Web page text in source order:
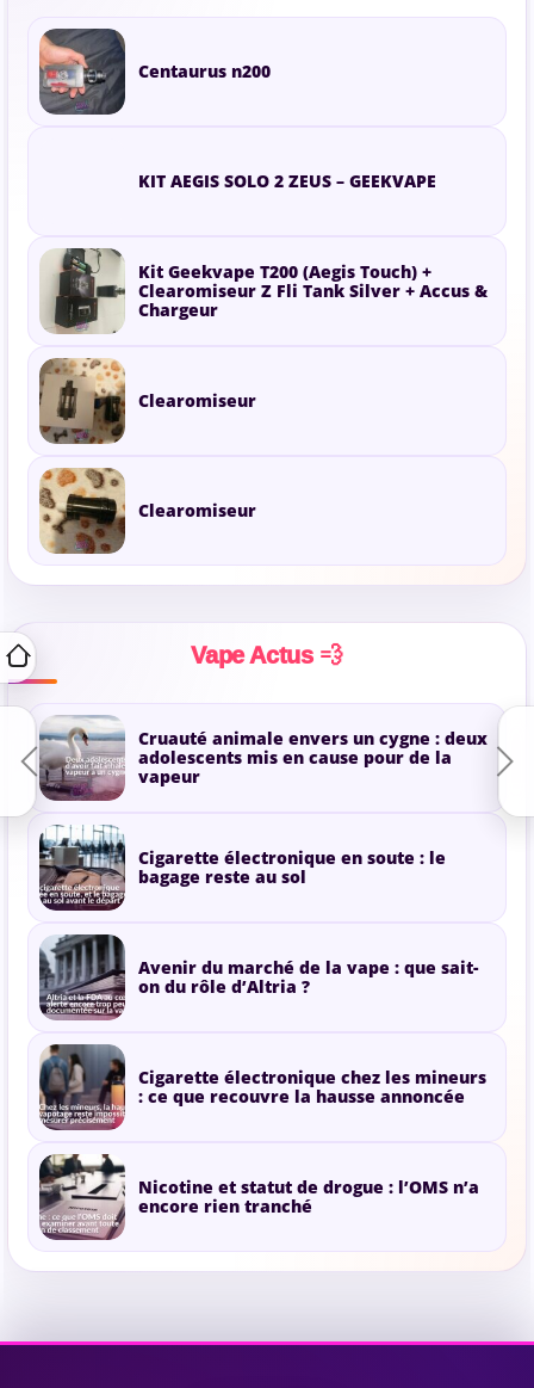
Centaurus n200
KIT AEGIS SOLO 2 ZEUS – GEEKVAPE
Kit Geekvape T200 (Aegis Touch) +
Clearomiseur Z Fli Tank Silver + Accus &
Chargeur
Clearomiseur
Clearomiseur
Vape Actus 💨
Cruauté animale envers un cygne : deux
adolescents mis en cause pour de la
vapeur
Cigarette électronique en soute : le
bagage reste au sol
Avenir du marché de la vape : que sait-
on du rôle d’Altria ?
Cigarette électronique chez les mineurs
: ce que recouvre la hausse annoncée
Nicotine et statut de drogue : l’OMS n’a
encore rien tranché